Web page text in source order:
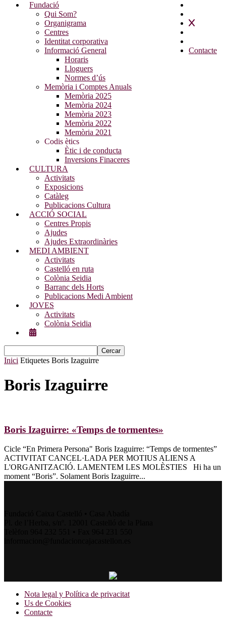
Contacte
Fundació
Qui Som?
Organigrama
Centres
Identitat corporativa
Informació General
Horaris
Lloguers
Normes d’ús
Memòria i Comptes Anuals
Memòria 2025
Memòria 2024
Memòria 2023
Memòria 2022
Memòria 2021
Codis ètics
Ètic i de conducta
Inversions Finaceres
CULTURA
Activitats
Exposicions
Catàleg
Publicacions Cultura
ACCIÓ SOCIAL
Centres Propis
Ajudes
Ajudes Extraordinàries
MEDI AMBIENT
Activitats
Castelló en ruta
Colònia Seidia
Barranc dels Horts
Publicacions Medi Ambient
JOVES
Activitats
Colònia Seidia
Inici Etiquetes Boris Izaguirre
Boris Izaguirre
Boris Izaguirre: «Temps de tormentes»
Cicle “En Primera Persona" Boris Izaguirre: “Temps de tormentes”
ACTIVITAT CANCEL·LADA PER MOTIUS ALIENS A
L'ORGANITZACIÓ. LAMENTEM LES MOLÈSTIES Hi ha un
moment “Boris”. Solament Boris Izaguirre...
Nota legal y Política de privacitat
Us de Cookies
Contacte